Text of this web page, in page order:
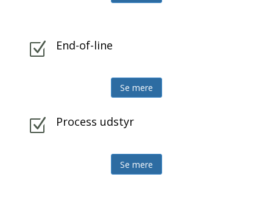
Z End-of-line
Se mere
Z Process udstyr
Se mere